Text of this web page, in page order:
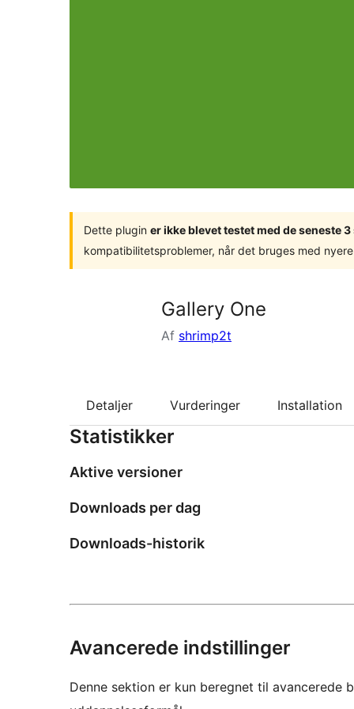
Dette plugin er ikke blevet testet med de seneste
kompatibilitetsproblemer, når det bruges med
Gallery One
Af shrimp2t
Detaljer Vurderinger Installation
Statistikker
Aktive versioner
Downloads per dag
Downloads-historik
Avancerede indstillinger
Denne sektion er kun beregnet til